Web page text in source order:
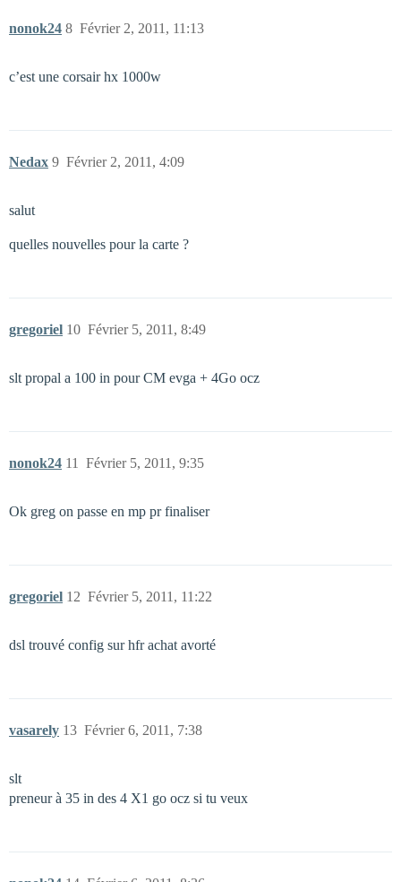
nonok24 Février 2, 2011, 11:13
8
c’est une corsair hx 1000w
Nedax Février 2, 2011, 4:09
9
salut
quelles nouvelles pour la carte ?
gregoriel Février 5, 2011, 8:49
10
slt propal a 100 in pour CM evga + 4Go ocz
nonok24 Février 5, 2011, 9:35
11
Ok greg on passe en mp pr finaliser
gregoriel Février 5, 2011, 11:22
12
dsl trouvé config sur hfr achat avorté
vasarely Février 6, 2011, 7:38
13
slt
preneur à 35 in des 4 X1 go ocz si tu veux